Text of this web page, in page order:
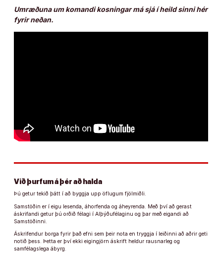
Umræðuna um komandi kosningar má sjá í heild sinni hér
fyrir neðan.
Við þurfum á þér að halda
Þú getur tekið þátt í að byggja upp öflugum fjölmiðli.
Samstöðin er í eigu lesenda, áhorfenda og áheyrenda. Með því að gerast
áskrifandi getur þú orðið félagi í Alþýðufélaginu og þar með eigandi að
Samstöðinni.
Áskrifendur borga fyrir það efni sem þeir nota en tryggja í leiðinni að aðrir geti
notið þess. Þetta er því ekki eigingjörn áskrift heldur rausnarleg og
samfélagslega ábyrg.